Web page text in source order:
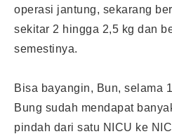
operasi jantung, sekarang
sekitar 2 hingga 2,5 kg dan
semestinya.
Bisa bayangin, Bun, selama
Bung sudah mendapat
pindah dari satu NICU ke